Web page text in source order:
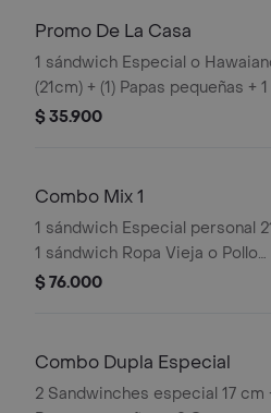
Promo De La Casa
1 sándwich Especial o
(21cm) + (1) Papas pequeñas +
Cola 250ml
$ 35.900
Combo Mix 1
1 sándwich Especial personal
1 sándwich Ropa Vieja o Pollo
personal 21 cm+ 2 limonadas de
$ 76.000
Combo Dupla Especial
2 Sandwinches especial 17 cm